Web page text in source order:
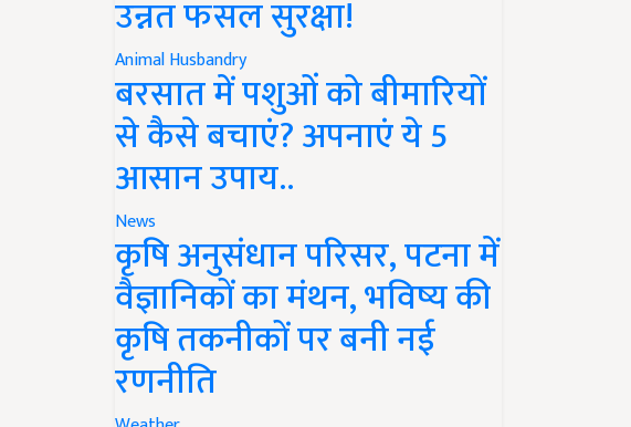
उन्नत फसल सुरक्षा!
Animal Husbandry
बरसात में पशुओं को बीमारियों
से कैसे बचाएं? अपनाएं ये 5
आसान उपाय..
News
कृषि अनुसंधान परिसर, पटना में
वैज्ञानिकों का मंथन, भविष्य की
कृषि तकनीकों पर बनी नई
रणनीति